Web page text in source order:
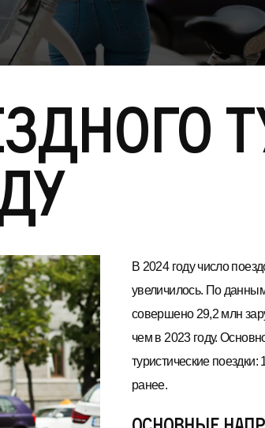
В 2024 году число
увеличилось. По
совершено 29,2 млн
чем в 2023 году.
туристические
ранее.